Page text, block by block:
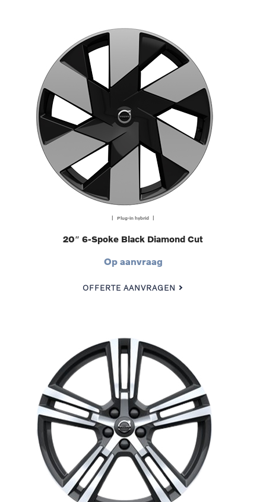
| Plug-in hybrid |
20″ 6-Spoke Black Diamond Cut
Op aanvraag
OFFERTE AANVRAGEN